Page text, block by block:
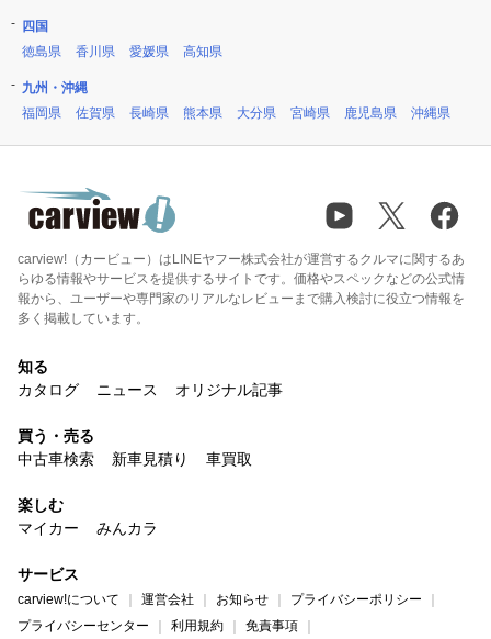
四国
徳島県
香川県 愛媛県 高知県
九州・沖縄
福岡県
佐賀県 長崎県 熊本県 大分県 宮崎県 鹿児島県 沖縄県
carview!（カービュー）はLINEヤフー株式会社が運営するクルマに関するあ
らゆる情報やサービスを提供するサイトです。価格やスペックなどの公式情
報から、ユーザーや専門家のリアルなレビューまで購入検討に役立つ情報を
多く掲載しています。
知る
カタログ
ニュース オリジナル記事
買う・売る
中古車検索
新車見積り 車買取
楽しむ
マイカー
みんカラ
サービス
carview!について 運営会社 お知らせ
プライバシーポリシー
プライバシーセンター
利用規約 免責事項